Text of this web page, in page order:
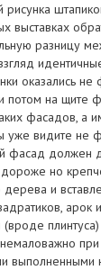
выставках
разницу
оказались не
потом на щите
фасадов, а
уже видите не
фасад должен
но
дерева и
арок